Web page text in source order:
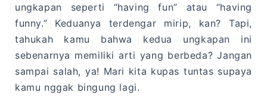
ungkapan seperti “having fun” atau “having
funny.” Keduanya terdengar mirip, kan? Tapi,
tahukah kamu bahwa kedua ungkapan ini
sebenarnya memiliki arti yang berbeda? Jangan
sampai salah, ya! Mari kita kupas tuntas supaya
kamu nggak bingung lagi.